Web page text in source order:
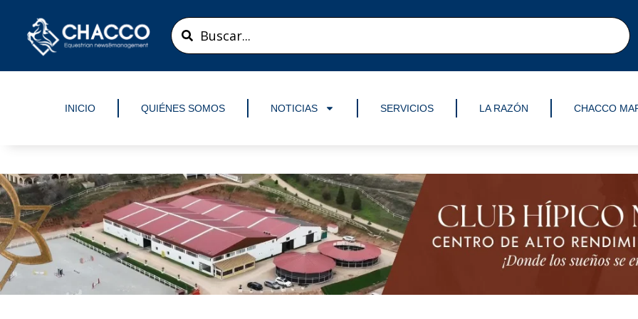
contenido
Search
...
INICIO QUIÉNES SOMOS NOTICIAS SERVICIOS LA RAZÓN CHACCO